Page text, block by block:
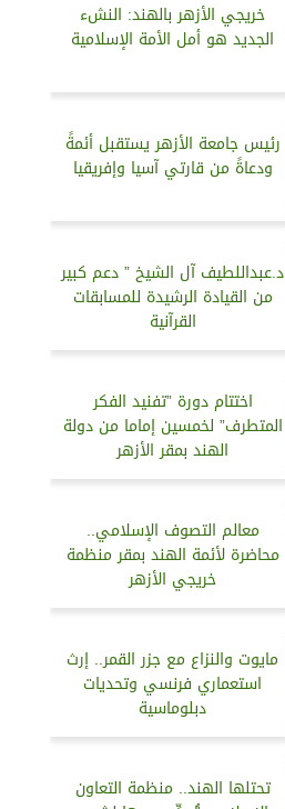
خريجي الأزهر بالهند: النشء
الجديد هو أمل الأمة الإسلامية
رئيس جامعة الأزهر يستقبل أئمةً
ودعاةً من قارتي آسيا وإفريقيا
د.عبداللطيف آل الشيخ ” دعم كبير
من القيادة الرشيدة للمسابقات
القرآنية
اختتام دورة ”تفنيد الفكر
المتطرف” لخمسين إماما من دولة
الهند بمقر الأزهر
معالم التصوف الإسلامي..
محاضرة لأئمة الهند بمقر منظمة
خريجي الأزهر
مايوت والنزاع مع جزر القمر.. إرث
استعماري فرنسي وتحديات
دبلوماسية
تحتلها الهند.. منظمة التعاون